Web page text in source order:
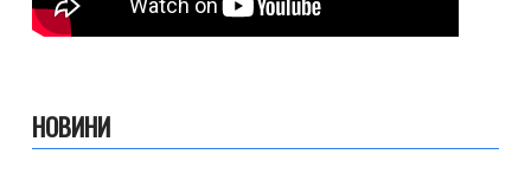
НОВИНИ